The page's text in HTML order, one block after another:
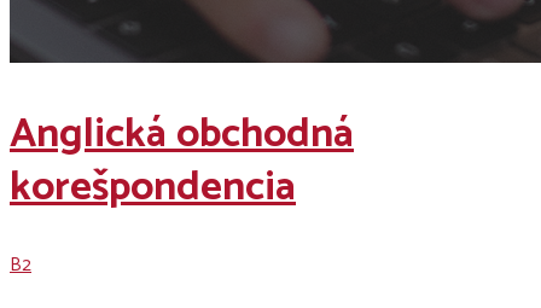
Anglická obchodná
korešpondencia
B2